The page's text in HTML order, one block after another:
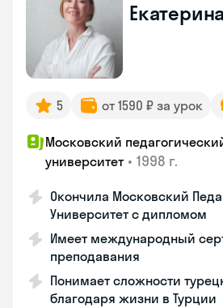
Екатерина
5 от 1590 ₽ за урок
Московский
университет • 1998 г.
Окончила Московский
Университет с дипломом
Имеет международный
преподавания
Понимает сложности
благодаря жизни в Турции